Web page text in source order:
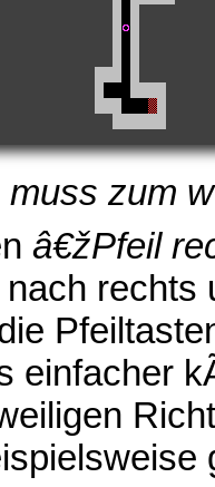
zum
â€žPfeil
einfacher